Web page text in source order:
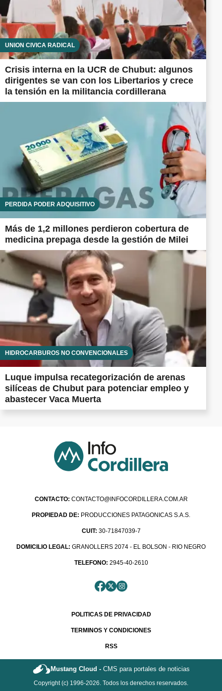
UNIÓN CÍVICA RADICAL
Crisis interna en la UCR de Chubut: algunos
dirigentes se van con los Libertarios y crece
la tensión en la militancia cordillerana
PÉRDIDA PODER ADQUISITIVO
Más de 1,2 millones perdieron cobertura de
medicina prepaga desde la gestión de Milei
HIDROCARBUROS NO CONVENCIONALES
Luque impulsa recategorización de arenas
silíceas de Chubut para potenciar empleo y
abastecer Vaca Muerta
CONTACTO: CONTACTO@INFOCORDILLERA.COM.AR
PROPIEDAD DE: PRODUCCIONES PATAGONICAS S.A.S.
CUIT: 30-71847039-7
DOMICILIO LEGAL: GRANOLLERS 2074 - EL BOLSON - RIO NEGRO
TELEFONO: 2945-40-2610
POLITICAS DE PRIVACIDAD
TERMINOS Y CONDICIONES
RSS
Mustang Cloud -CMS para portales de noticias
Copyright (c) 1996-2026. Todos los derechos reservados.